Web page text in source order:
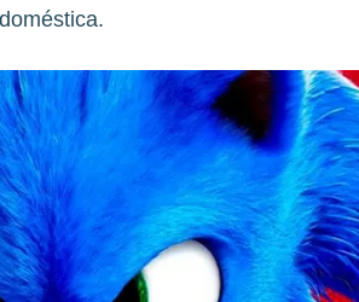
doméstica.